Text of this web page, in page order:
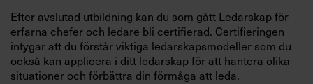
Efter avslutad utbildning kan du som gått Ledarskap för
erfarna chefer och ledare bli certifierad. Certifieringen
intygar att du förstår viktiga ledarskapsmodeller som du
också kan applicera i ditt ledarskap för att hantera olika
situationer och förbättra din förmåga att leda.